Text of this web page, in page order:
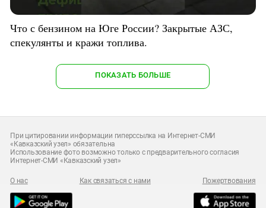
Что с бензином на Юге России? Закрытые АЗС,
спекулянты и кражи топлива.
ПОКАЗАТЬ БОЛЬШЕ
При цитировании информации гиперссылка на Интернет-СМИ
«Кавказский узел» обязательна
Использование фото возможно только с предварительного согласия
Интернет-СМИ «Кавказский узел»
О нас Как связаться с нами Пожертвования